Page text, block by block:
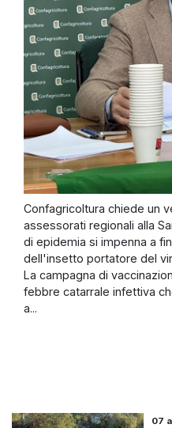
Confagricoltura chiede un
assessorati regionali alla
di epidemia si impenna a
dell'insetto portatore del
La campagna di
febbre catarrale infettiva
a...
07